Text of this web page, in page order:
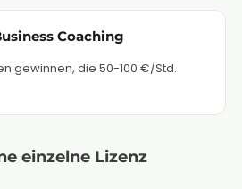
Coaching
gewinnen, die 50-100 €/Std.
einzelne Lizenz